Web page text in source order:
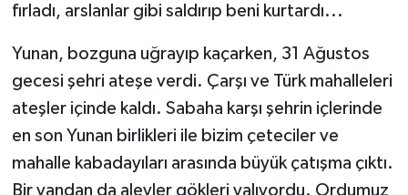
fırladı, arslanlar gibi saldırıp beni kurtardı...
Yunan, bozguna uğrayıp kaçarken, 31 Ağustos
gecesi şehri ateşe verdi. Çarşı ve Türk mahalleleri
ateşler içinde kaldı. Sabaha karşı şehrin içlerinde
en son Yunan birlikleri ile bizim çeteciler ve
mahalle kabadayıları arasında büyük çatışma çıktı.
Bir yandan da alevler gökleri yalıyordu. Ordumuz